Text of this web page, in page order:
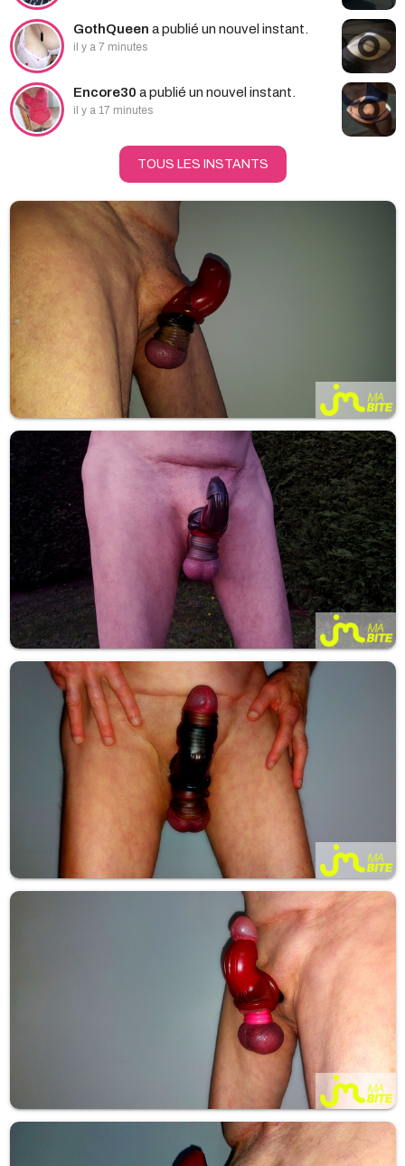
GothQueen a publié un nouvel instant.
il y a 7 minutes
Encore30 a publié un nouvel instant.
il y a 17 minutes
TOUS LES INSTANTS